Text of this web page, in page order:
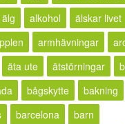
älg alkohol
älskar livet
armhävningar
äta ute ätstörningar
bågskytte
bakning
barcelona
barn